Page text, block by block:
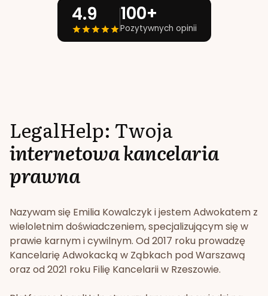
4.9 100+
Pozytywnych opinii
LegalHelp: Twoja
internetowa kancelaria
prawna
Nazywam się Emilia Kowalczyk i jestem Adwokatem z
wieloletnim doświadczeniem, specjalizującym się w
prawie karnym i cywilnym. Od 2017 roku prowadzę
Kancelarię Adwokacką w Ząbkach pod Warszawą
oraz od 2021 roku Filię Kancelarii w Rzeszowie.